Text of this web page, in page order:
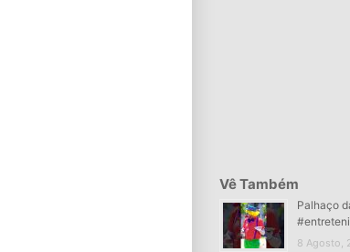
Vê Também
Palhaço
8 Agosto,